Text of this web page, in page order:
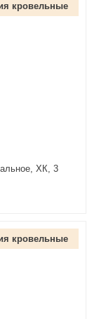
кровельные
ХК, 3
кровельные